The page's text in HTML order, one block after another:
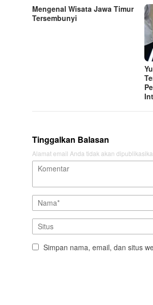
Mengenal Wisata Jawa Timur
Tersembunyi
Tinggalkan Balasan
Alamat email Anda tidak akan
Simpan nama, email, dan situs